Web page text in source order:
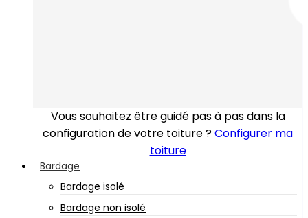
Vous souhaitez être guidé pas à pas dans la
configuration de votre toiture ?Configurer ma
toiture
Bardage
Bardage isolé
Bardage non isolé